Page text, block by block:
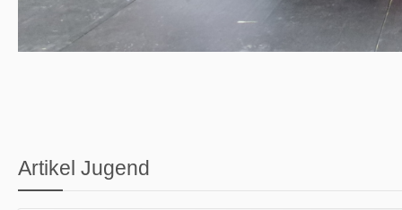
Artikel Jugend